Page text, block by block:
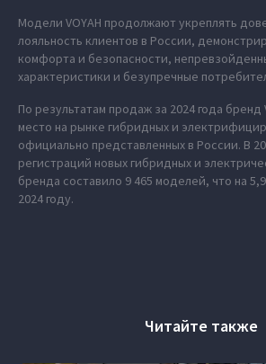
Модели VOYAH продолжают укреплять
лояльность клиентов в России,
комфорта и безопасности,
характеристики и безупречные
По результатам продаж за 2024 года бренд
место на рынке гибридных и
официально представленных в России. В
регистраций новых гибридных и
бренда составило 9 465 моделей, что на
2024 году.
Читайте также